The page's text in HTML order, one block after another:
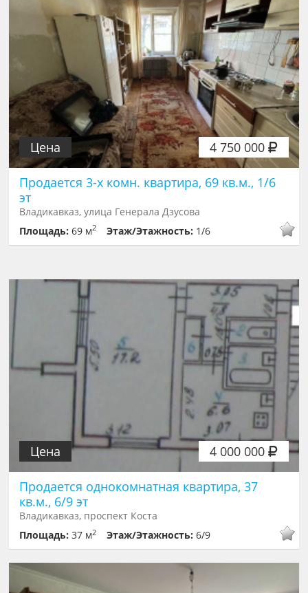
4 750 000
Цена
Продается 3-х комн. квартира, 69 кв.м., 1/6
эт
Владикавказ, улица Генерала Дзусова
Площадь:69 м2 Этаж/Этажность: 1/6
4 000 000
Цена
Продается однокомнатная квартира, 37
кв.м., 6/9 эт
Владикавказ, проспект Коста
Площадь:37 м2 Этаж/Этажность:6/9